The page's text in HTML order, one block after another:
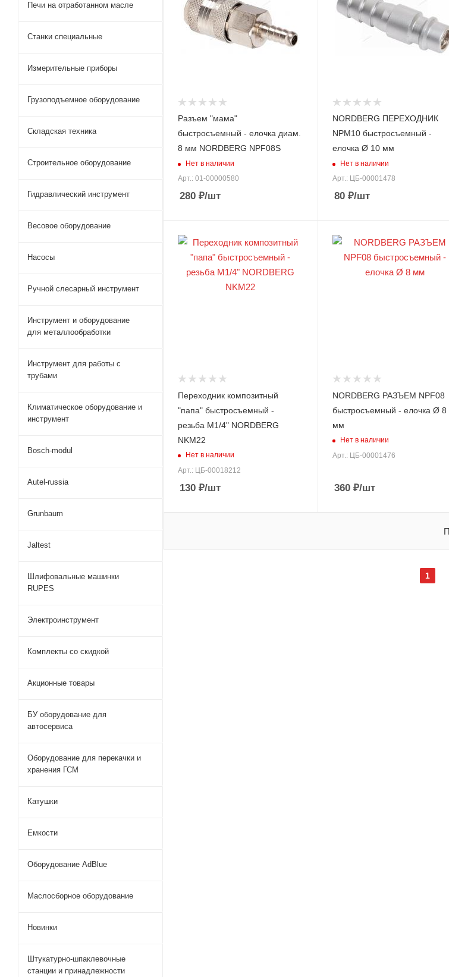
Разъем "мама"
быстросъемный - елочка диам.
8 мм NORDBERG NPF08S
Нет в наличии
Арт.: 01-00000580
280 ₽/шт
NORDBERG ПЕРЕХОДНИК
NPM10 быстросъемный -
елочка Ø 10 мм
Нет в наличии
Арт.: ЦБ-00001478
80₽/шт
Переходник композитный
"папа" быстросъемный -
резьба M1/4" NORDBERG
NKM22
Нет в наличии
Арт.: ЦБ-00018212
130 ₽/шт
NORDBERG РАЗЪЕМ NPF08
быстросъемный - елочка Ø 8
мм
Нет в наличии
Арт.: ЦБ-00001476
360₽/шт
1
Печи на отработанном масле
Станки специальные
Измерительные приборы
Грузоподъемное оборудование
Складская техника
Строительное оборудование
Гидравлический инструмент
Весовое оборудование
Насосы
Ручной слесарный инструмент
Инструмент и оборудование
для металлообработки
Инструмент для работы с
трубами
Климатическое оборудование и
инструмент
Bosch-modul
Autel-russia
Grunbaum
Jaltest
Шлифовальные машинки
RUPES
Электроинструмент
Комплекты со скидкой
Акционные товары
БУ оборудование для
автосервиса
Оборудование для перекачки и
хранения ГСМ
Катушки
Емкости
Оборудование AdBlue
Маслосборное оборудование
Новинки
Штукатурно-шпаклевочные
станции и принадлежности